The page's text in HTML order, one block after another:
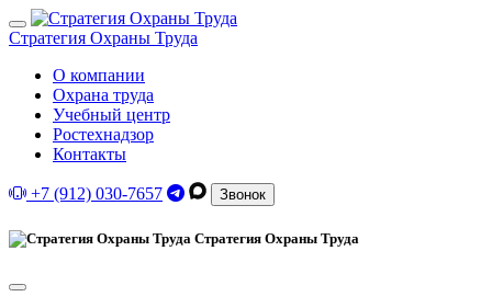
Стратегия Охраны Труда
О компании
Охрана труда
Учебный центр
Ростехнадзор
Контакты
+7 (912) 030-7657 Звонок
Стратегия Охраны Труда